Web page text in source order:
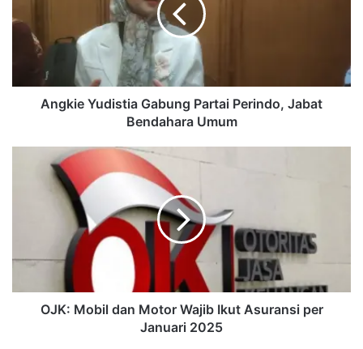
Perindo,
Jabat
Bendahara
Angkie Yudistia Gabung Partai Perindo, Jabat
Bendahara Umum
Asuransi
Januari
OJK: Mobil dan Motor Wajib Ikut Asuransi per
Januari 2025